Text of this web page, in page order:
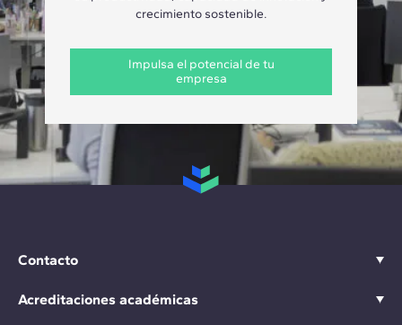
crecimiento sostenible.
Impulsa el potencial de tu
empresa
Contacto
Acreditaciones académicas